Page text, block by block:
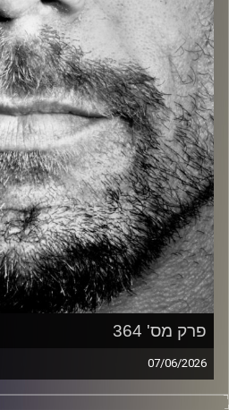
קרדיט תמונות: David Goehring
פרק מס' 364
07/06/2026
זיפים, מוזיקה מחוספסת של